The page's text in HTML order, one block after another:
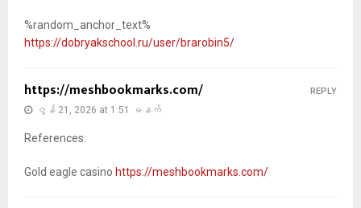
%random_anchor_text%
https://dobryakschool.ru/user/brarobin5/
https://meshbookmarks.com/
ဇွန် 21, 2026 at 1:51 မနက်
References:
Gold eagle casino https://meshbookmarks.com/
REPLY